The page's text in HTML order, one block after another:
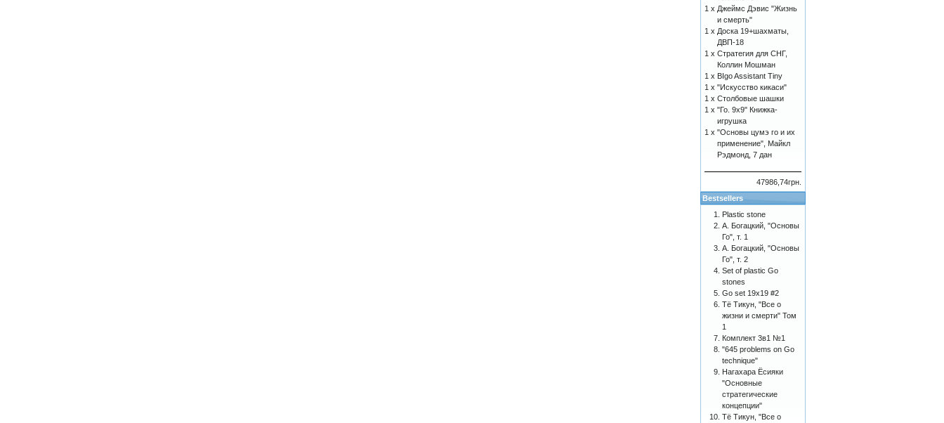
1 x Джеймс Дэвис "Жизнь
и смерть"
1 x Доска 19+шахматы,
ДВП-18
1 x Стратегия для СНГ,
Коллин Мошман
1 x BIgo Assistant Tiny
1 x "Искусство кикаси"
1 x Столбовые шашки
1 x "Го. 9х9" Книжка-
игрушка
1 x "Основы цумэ го и их
применение", Майкл
Рэдмонд, 7 дан
47986,74грн.
Bestsellers
Plastic stone
А. Богацкий, "Основы
Го", т. 1
А. Богацкий, "Основы
Го", т. 2
Set of plastic Go
stones
Go set 19x19 #2
Тё Тикун, "Все о
жизни и смерти" Том
1
Комплект 3в1 №1
"645 problems on Go
technique"
Нагахара Ёсияки
"Основные
стратегические
концепции"
Тё Тикун, "Все о